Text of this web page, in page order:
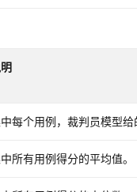
每个用例，裁判员模型给
所有用例得分的平均值。